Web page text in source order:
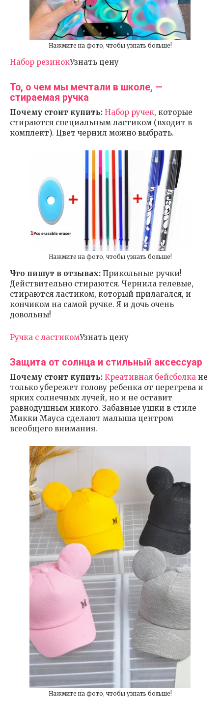
Нажмите на фото, чтобы узнать больше!
Набор резинокУзнать цену
То, о чем мы мечтали в школе, —
стираемая ручка
Почему стоит купить: Набор ручек, которые
стираются специальным ластиком (входит в
комплект). Цвет чернил можно выбрать.
Нажмите на фото, чтобы узнать больше!
Что пишут в отзывах: Прикольные ручки!
Действительно стираются. Чернила гелевые,
стираются ластиком, который прилагался, и
кончиком на самой ручке. Я и дочь очень
довольны!
Ручка с ластикомУзнать цену
Защита от солнца и стильный аксессуар
Почему стоит купить: Креативная бейсболка не
только убережет голову ребенка от перегрева и
ярких солнечных лучей, но и не оставит
равнодушным никого. Забавные ушки в стиле
Микки Мауса сделают малыша центром
всеобщего внимания.
Нажмите на фото, чтобы узнать больше!